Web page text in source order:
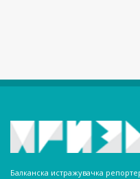
Балканска истражувачка